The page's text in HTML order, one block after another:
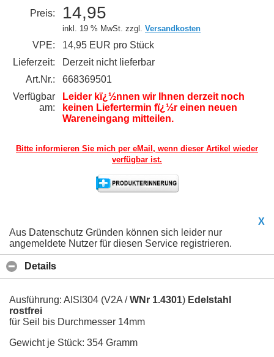
Preis: 14,95
inkl. 19 % MwSt. zzgl. Versandkosten
VPE:
14,95 EUR pro Stück
Lieferzeit:
Derzeit nicht lieferbar
Art.Nr.:
668369501
Verfügbar
am:
Leider kï¿½nnen wir Ihnen derzeit noch
keinen Liefertermin fï¿½r einen neuen
Wareneingang mitteilen.
Bitte informieren Sie mich per eMail, wenn dieser Artikel wieder
verfügbar ist.
X
Aus Datenschutz Gründen können sich leider nur
angemeldete Nutzer für diesen Service registrieren.
Details
Ausführung: AISI304 (V2A /WNr 1.4301) Edelstahl
rostfrei
für Seil bis Durchmesser 14mm
Gewicht je Stück: 354 Gramm